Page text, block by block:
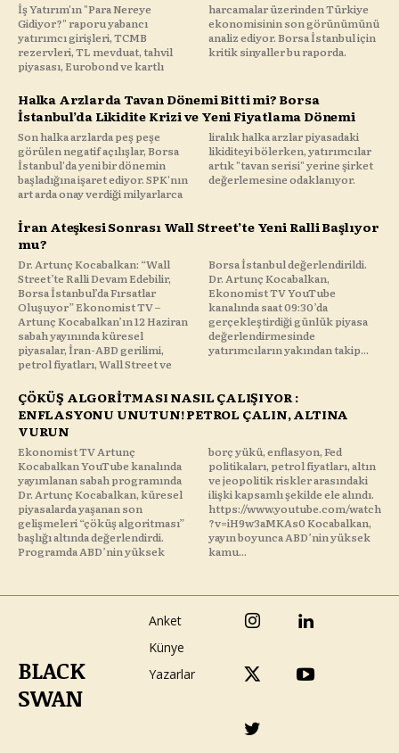
İş Yatırım'ın "Para Nereye
Gidiyor?" raporu yabancı
yatırımcı girişleri, TCMB
rezervleri, TL mevduat, tahvil
piyasası, Eurobond ve kartlı
harcamalar üzerinden Türkiye
ekonomisinin son görünümünü
analiz ediyor. Borsa İstanbul için
kritik sinyaller bu raporda.
Halka Arzlarda Tavan Dönemi Bitti mi? Borsa
İstanbul’da Likidite Krizi ve Yeni Fiyatlama Dönemi
Son halka arzlarda peş peşe
görülen negatif açılışlar, Borsa
İstanbul'da yeni bir dönemin
başladığına işaret ediyor. SPK'nın
art arda onay verdiği milyarlarca
liralık halka arzlar piyasadaki
likiditeyi bölerken, yatırımcılar
artık "tavan serisi" yerine şirket
değerlemesine odaklanıyor.
İran Ateşkesi Sonrası Wall Street’te Yeni Ralli Başlıyor
mu?
Dr. Artunç Kocabalkan: “Wall
Street’te Ralli Devam Edebilir,
Borsa İstanbul’da Fırsatlar
Oluşuyor” Ekonomist TV –
Artunç Kocabalkan’ın 12 Haziran
sabah yayınında küresel
piyasalar, İran-ABD gerilimi,
petrol fiyatları, Wall Street ve
Borsa İstanbul değerlendirildi.
Dr. Artunç Kocabalkan,
Ekonomist TV YouTube
kanalında saat 09:30’da
gerçekleştirdiği günlük piyasa
değerlendirmesinde
yatırımcıların yakından takip...
ÇÖKÜŞ ALGORİTMASI NASIL ÇALIŞIYOR :
ENFLASYONU UNUTUN! PETROL ÇALIN, ALTINA
VURUN
Ekonomist TV Artunç
Kocabalkan YouTube kanalında
yayımlanan sabah programında
Dr. Artunç Kocabalkan, küresel
piyasalarda yaşanan son
gelişmeleri “çöküş algoritması”
başlığı altında değerlendirdi.
Programda ABD’nin yüksek
borç yükü, enflasyon, Fed
politikaları, petrol fiyatları, altın
ve jeopolitik riskler arasındaki
ilişki kapsamlı şekilde ele alındı.
https://www.youtube.com/watch
?v=iH9w3aMKAs0 Kocabalkan,
yayın boyunca ABD’nin yüksek
kamu...
BLACK
SWAN
Anket
Künye
Yazarlar